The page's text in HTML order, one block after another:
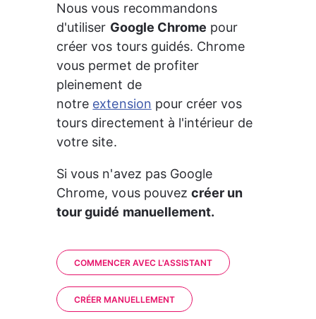
Nous vous recommandons
d'utiliser Google Chrome pour
créer vos tours guidés. Chrome
vous permet de profiter
pleinement de
notre extension pour créer vos
tours directement à l'intérieur de
votre site.
Si vous n'avez pas Google
Chrome, vous pouvez créer un
tour guidé manuellement.
COMMENCER AVEC L'ASSISTANT
CRÉER MANUELLEMENT